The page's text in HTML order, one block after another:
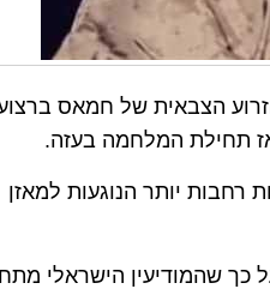
הצבאית של חמאס
תחילת המלחמה בעזה.
יותר הנוגעות למאזן
כך שהמודיעין הישראלי